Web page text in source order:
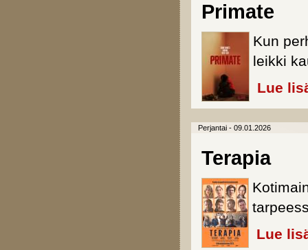
Primate
Kun
leikki
Lue
Perjantai - 09.01.2026
Terapia
Lue